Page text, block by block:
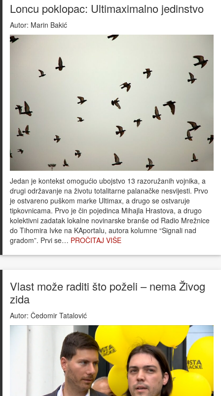
Loncu poklopac: Ultimaximalno jedinstvo
Autor: Marin Bakić
Jedan je kontekst omogućio ubojstvo 13 razoružanih vojnika, a
drugi održavanje na životu totalitarne palanačke nesvijesti. Prvo
je ostvareno puškom marke Ultimax, a drugo se ostvaruje
tipkovnicama. Prvo je čin pojedinca Mihajla Hrastova, a drugo
kolektivni zadatak lokalne novinarske branše od Radio Mrežnice
do Tihomira Ivke na KAportalu, autora kolumne “Signali nad
gradom”. Prvi se… PROČITAJ VIŠE
Vlast može raditi što poželi – nema Živog
zida
Autor: Čedomir Tatalović